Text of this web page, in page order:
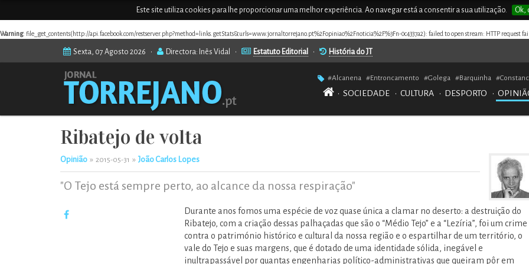
Este site utiliza cookies para lhe proporcionar uma melhor experiência. Ao navegar está a consentir a sua utilização. Ok,
Warning: file_get_contents(http://api.facebook.com/restserver.php?method=links.getStats&urls=www.jornaltorrejano.pt%2Fopiniao%2Fnoticia%2F%3Fn-0c4337a2): failed to open stream: HTTP request
Sexta, 07 Agosto 2026 • Directora: Inês Vidal • Estatuto Editorial • História do JT
#Alcanena #Entroncamento #Golega #Barquinha
• SOCIEDADE • CULTURA • DESPORTO •
Ribatejo de volta
Opinião » 2015-05-31 » João Carlos Lopes
"O Tejo está sempre perto, ao alcance da nossa respiração"
Durante anos fomos uma espécie de voz quase única a clamar no deserto: a destruição do
Ribatejo, com a criação dessas palhaçadas que são o “Médio Tejo” e a “Lezíria”, foi um crime
contra o património histórico e cultural da nossa região e o espartilhar de um território, o
vale do Tejo e suas margens, que é dotado de uma identidade sólida, inegável e
inultrapassável por quantas engenharias político-administrativas que queiram pôr em